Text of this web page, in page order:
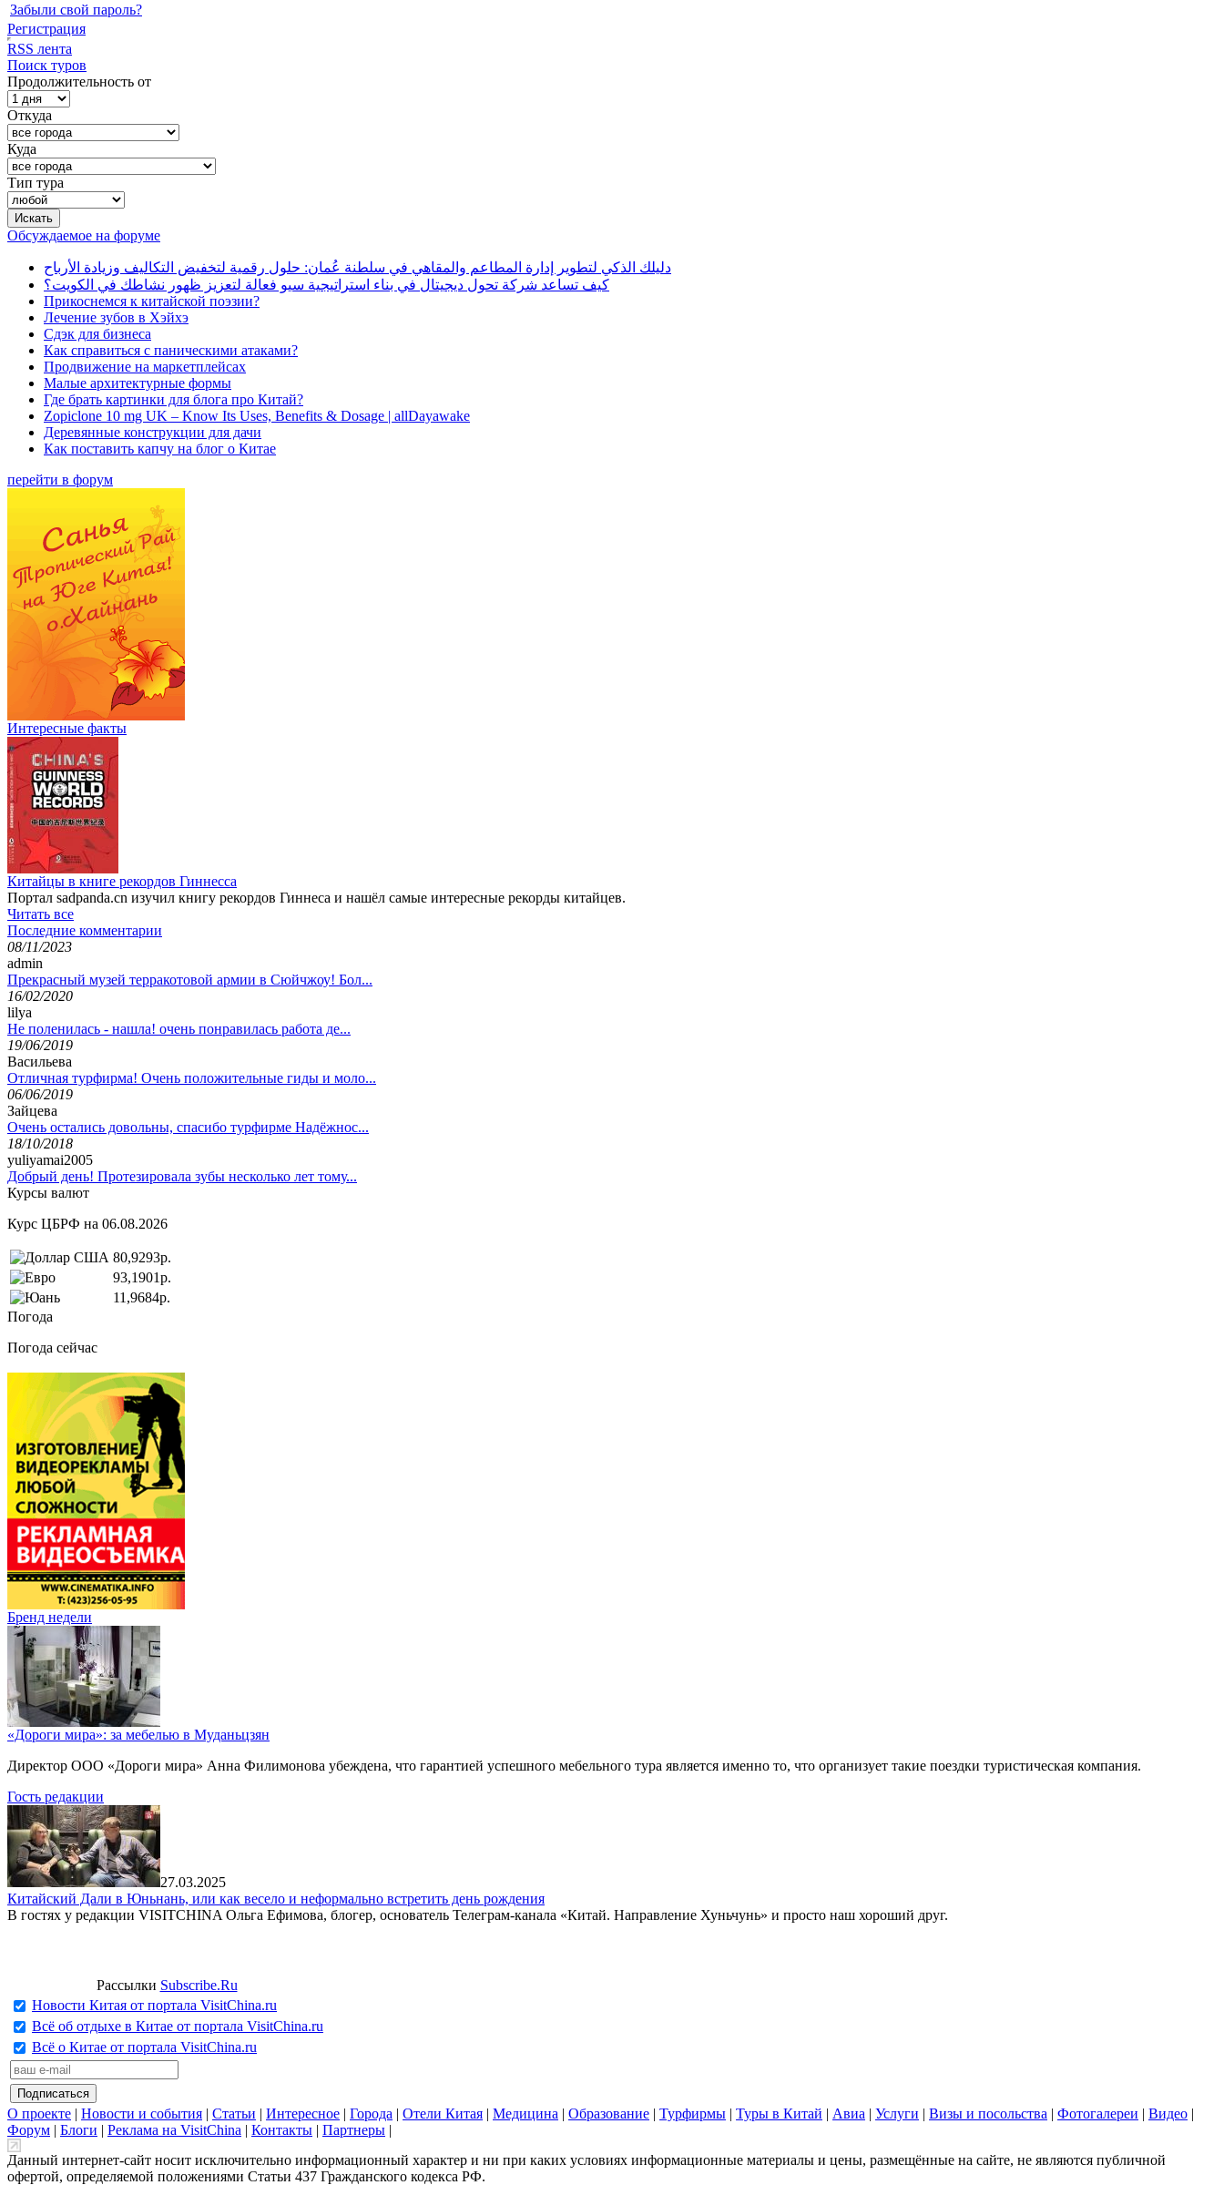
Забыли свой пароль?
Регистрация
RSS лента
Поиск туров
Продолжительность от
Откуда
Куда
Тип тура
Обсуждаемое на форуме
دليلك الذكي لتطوير إدارة المطاعم والمقاهي في سلطنة عُمان: حلول رقمية لتخفيض التكاليف وزيادة الأرباح
كيف تساعد شركة تحول ديجيتال في بناء استراتيجية سيو فعالة لتعزيز ظهور نشاطك في الكويت؟
Прикоснемся к китайской поэзии?
Лечение зубов в Хэйхэ
Сдэк для бизнеса
Как справиться с паническими атаками?
Продвижение на маркетплейсах
Малые архитектурные формы
Где брать картинки для блога про Китай?
Zopiclone 10 mg UK – Know Its Uses, Benefits & Dosage | allDayawake
Деревянные конструкции для дачи
Как поставить капчу на блог о Китае
перейти в форум
Интересные факты
Китайцы в книге рекордов Гиннесса
Портал sadpanda.cn изучил книгу рекордов Гиннеса и нашёл самые интересные рекорды китайцев.
Читать все
Последние комментарии
08/11/2023
admin
Прекрасный музей терракотовой армии в Сюйчжоу! Бол...
16/02/2020
lilya
Не поленилась - нашла! очень понравилась работа де...
19/06/2019
Васильева
Отличная турфирма! Очень положительные гиды и моло...
06/06/2019
Зайцева
Очень остались довольны, спасибо турфирме Надёжнос...
18/10/2018
yuliyamai2005
Добрый день! Протезировала зубы несколько лет тому...
Курсы валют
Курс ЦБРФ на 06.08.2026
80,9293р.
93,1901р.
11,9684р.
Погода
Погода сейчас
Бренд недели
«Дороги мира»: за мебелью в Муданьцзян
Директор ООО «Дороги мира» Анна Филимонова убеждена, что гарантией успешного мебельного тура является именно то, что организует такие поездки туристическая компания.
Гость редакции
27.03.2025
Китайский Дали в Юньнань, или как весело и неформально встретить день рождения
В гостях у редакции VISITCHINA Ольга Ефимова, блогер, основатель Телеграм-канала «Китай. Направление Хуньчунь» и просто наш хороший друг.
Рассылки Subscribe.Ru
Новости Китая от портала VisitChina.ru
Всё об отдыхе в Китае от портала VisitChina.ru
Всё о Китае от портала VisitChina.ru
О проекте | Новости и события | Статьи | Интересное | Города | Отели Китая | Медицина | Образование | Турфирмы | Туры в Китай | Авиа | Услуги | Визы и посольства | Фотогалереи | Видео |
Форум | Блоги | Реклама на VisitChina | Контакты | Партнеры |
Данный интернет-сайт носит исключительно информационный характер и ни при каких условиях информационные материалы и цены, размещённые на сайте, не являются публичной
офертой, определяемой положениями Статьи 437 Гражданского кодекса РФ.